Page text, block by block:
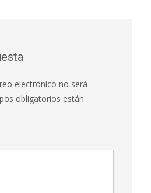
electrónico no será
obligatorios están